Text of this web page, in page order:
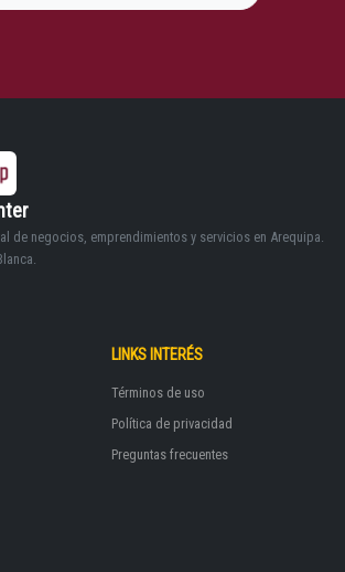
de negocios, emprendimientos y servicios en Arequipa.
LINKS INTERÉS
Términos de uso
Política de privacidad
Preguntas frecuentes